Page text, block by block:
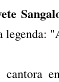
legenda: